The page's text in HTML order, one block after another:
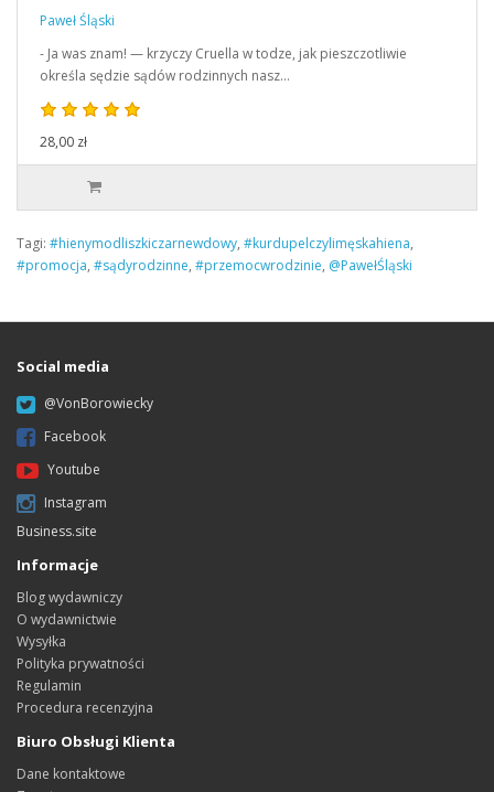
Paweł Śląski
- Ja was znam! — krzyczy Cruella w todze, jak pieszczotliwie
określa sędzie sądów rodzinnych nasz…
28,00 zł
Tagi: #hienymodliszkiczarnewdowy, #kurdupelczylimęskahiena,
#promocja, #sądyrodzinne, #przemocwrodzinie, @PawełŚląski
Social media
@VonBorowiecky
Facebook
Youtube
Instagram
Business.site
Informacje
Blog wydawniczy
O wydawnictwie
Wysyłka
Polityka prywatności
Regulamin
Procedura recenzyjna
Biuro Obsługi Klienta
Dane kontaktowe